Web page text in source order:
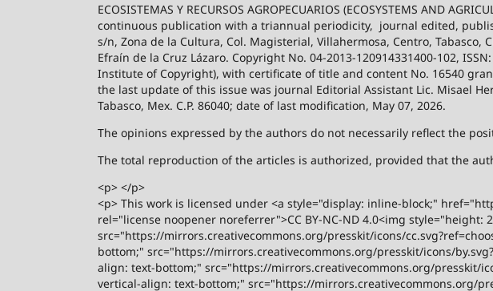
ECOSISTEMAS Y RECURSOS AGROPECUARIOS (ECOSYSTEMS AND
continuous publication with a triannual periodicity, journal edited,
s/n, Zona de la Cultura, Col. Magisterial, Villahermosa, Centro, Tabasco,
Efraín de la Cruz Lázaro. Copyright No. 04-2013-120914331400-102,
Institute of Copyright), with certificate of title and content No. 16540
the last update of this issue was journal Editorial Assistant Lic. Misael
Tabasco, Mex. C.P. 86040; date of last modification, May 07, 2026.
The opinions expressed by the authors do not necessarily reflect the
The total reproduction of the articles is authorized, provided that the
<p> </p>
<p> This work is licensed under <a style="display: inline-block;"
rel="license noopener noreferrer">CC BY-NC-ND 4.0<img
src="https://mirrors.creativecommons.org/presskit/icons/
bottom;" src="https://mirrors.creativecommons.org/presskit/icons/
align: text-bottom;" src="https://mirrors.creativecommons.org/presskit/
vertical-align: text-bottom;" src="https://mirrors.creativecommons.org/